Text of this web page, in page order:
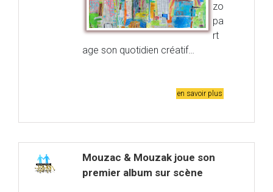
zo
pa
rt
age son quotidien créatif…
en savoir plus
Mouzac & Mouzak joue son
premier album sur scène